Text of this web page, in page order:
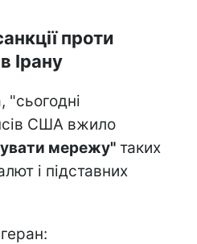
проти
Ірану
"сьогодні
США вжило
мережу" таких
і підставних